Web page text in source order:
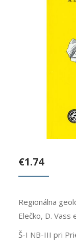
€1.74
Regionálna
Elečko, D.
Š-I NB-III pri